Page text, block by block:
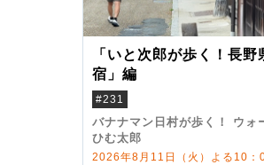
「いと次郎が歩く！長野
宿」編
#231
バナナマン日村が歩く！ ウォ
ひむ太郎
2026年8月11日（火）よる10：